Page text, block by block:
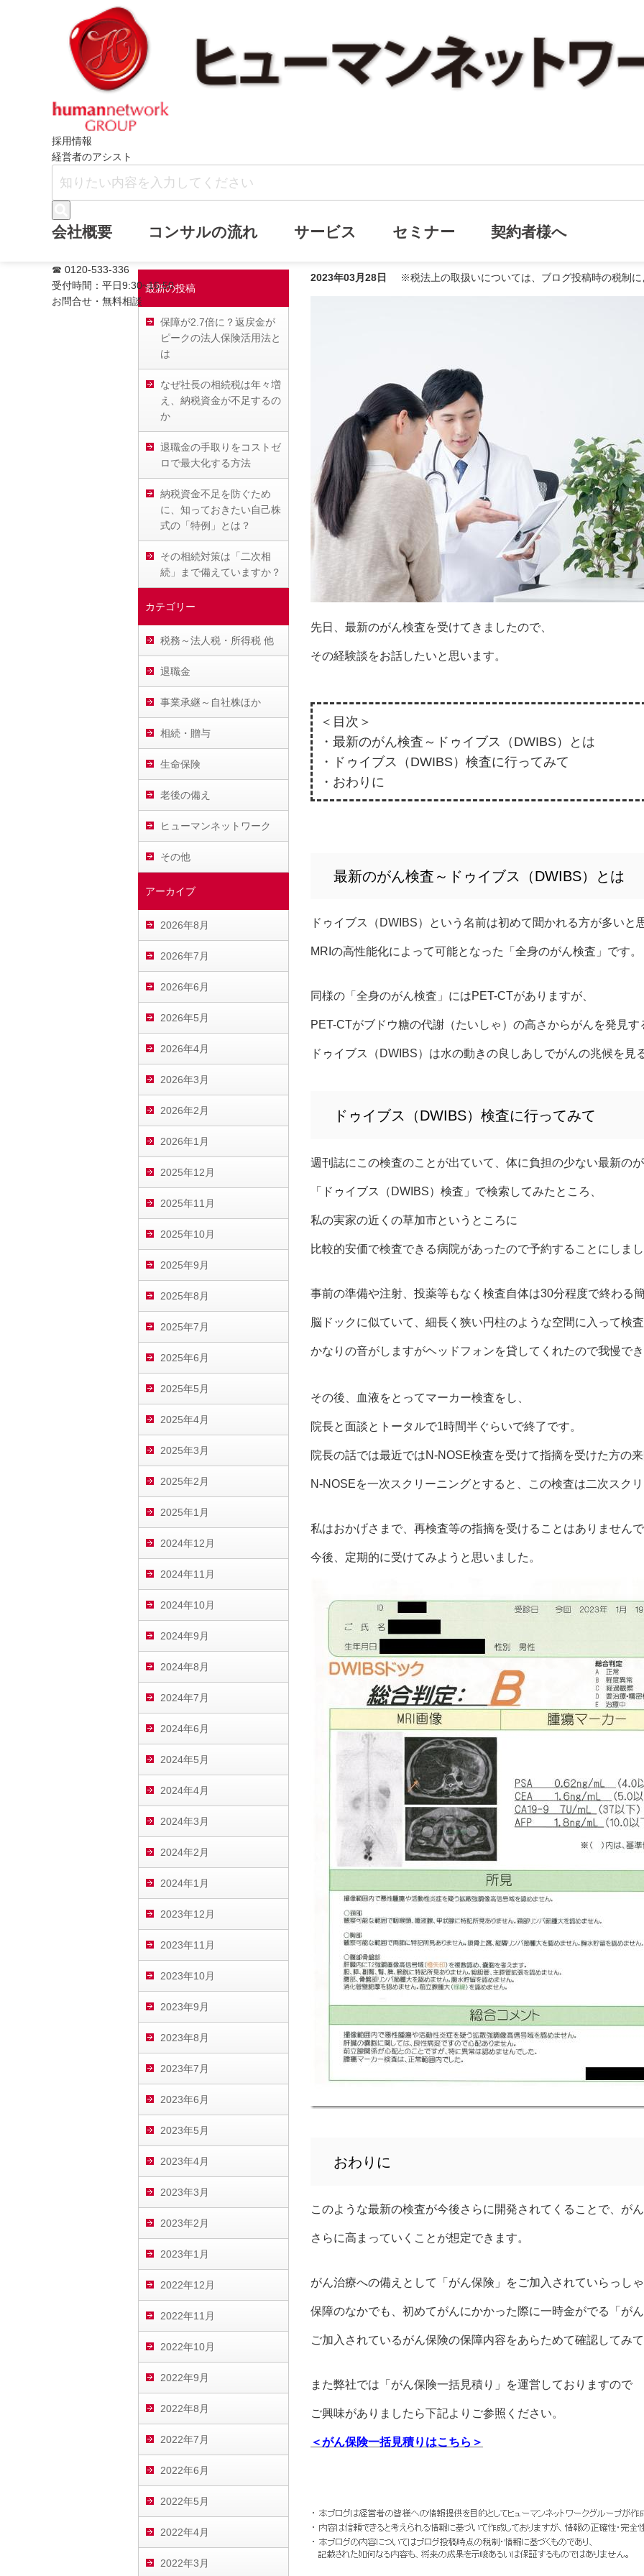
採用情報
経営者のアシスト
会社概要 コンサルの流れ サービス セミナー 契約者様へ
☎ 0120-533-336
受付時間：平日9:30~16:50
お問合せ・無料相談
最新の投稿
保障が2.7倍に？返戻金が
ピークの法人保険活用法と
は
なぜ社長の相続税は年々増
え、納税資金が不足するの
か
退職金の手取りをコストゼ
ロで最大化する方法
納税資金不足を防ぐため
に、知っておきたい自己株
式の「特例」とは？
その相続対策は「二次相
続」まで備えていますか？
カテゴリー
税務～法人税・所得税 他
退職金
事業承継～自社株ほか
相続・贈与
生命保険
老後の備え
ヒューマンネットワーク
その他
アーカイブ
2026年8月
2026年7月
2026年6月
2026年5月
2026年4月
2026年3月
2026年2月
2026年1月
2025年12月
2025年11月
2025年10月
2025年9月
2025年8月
2025年7月
2025年6月
2025年5月
2025年4月
2025年3月
2025年2月
2025年1月
2024年12月
2024年11月
2024年10月
2024年9月
2024年8月
2024年7月
2024年6月
2024年5月
2024年4月
2024年3月
2024年2月
2024年1月
2023年12月
2023年11月
2023年10月
2023年9月
2023年8月
2023年7月
2023年6月
2023年5月
2023年4月
2023年3月
2023年2月
2023年1月
2022年12月
2022年11月
2022年10月
2022年9月
2022年8月
2022年7月
2022年6月
2022年5月
2022年4月
2022年3月
2023年03月28日 ※税法上の取扱いについては、ブログ投稿時の税制に
先日、最新のがん検査を受けてきましたので、
その経験談をお話したいと思います。
＜目次＞
・最新のがん検査～ドゥイブス（DWIBS）とは
・ドゥイブス（DWIBS）検査に行ってみて
・おわりに
最新のがん検査～ドゥイブス（DWIBS）とは
ドゥイブス（DWIBS）という名前は初めて聞かれる方が多いと
MRI の高性能化によって可能となった「全身のがん検査」です。
同様の「全身のがん検査」にはPET-CTがありますが、
PET-CTがブドウ糖の代謝（たいしゃ）の高さからがんを発見す
ドゥイブス（DWIBS）は水の動きの良しあしでがんの兆候を見
ドゥイブス（DWIBS）検査に行ってみて
週刊誌にこの検査のことが出ていて、体に負担の少ない最新の
「ドゥイブス（DWIBS）検査」で検索してみたところ、
私の実家の近くの草加市というところに
比較的安価で検査できる病院があったので予約することにしまし
事前の準備や注射、投薬等もなく検査自体は30分程度で終わる
脳ドックに似ていて、細長く狭い円柱のような空間に入って検査
かなりの音がしますがヘッドフォンを貸してくれたので我慢でき
その後、血液をとってマーカー検査をし、
院長と面談とトータルで1時間半ぐらいで終了です。
院長の話では最近ではN-NOSE検査を受けて指摘を受けた方の
N-NOSEを一次スクリーニングとすると、この検査は二次スク
私はおかげさまで、再検査等の指摘を受けることはありません
今後、定期的に受けてみようと思いました。
おわりに
このような最新の検査が今後さらに開発されてくることで、が
さらに高まっていくことが想定できます。
がん治療への備えとして「がん保険」をご加入されていらっし
保障のなかでも、初めてがんにかかった際に一時金がでる「が
ご加入されているがん保険の保障内容をあらためて確認してみ
また弊社では「がん保険一括見積り」を運営しておりますので
ご興味がありましたら下記よりご参照ください。
＜がん保険一括見積りはこちら＞